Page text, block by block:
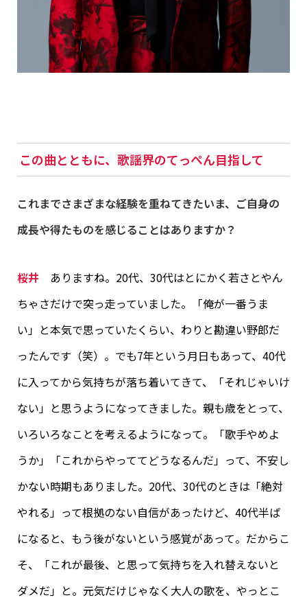
この曲とともに、歌謡界のてっぺん目指して
これまでさまざまな経験を重ねてきたいま、ご自身の
成長や得たものを感じることはありますか？
桜井ありますね。20代、30代はとにかく若さとやん
ちゃさだけで突っ走っていました。「俺が一番うま
い」と本気で思っていたくらい、わりと勘違い野郎だ
ったんです（笑）。でも7年という月日もあって、40代
に入ってから気持ちが落ち着いてきて、「それじゃいけ
ない」と思うようになってきました。親も歳をとって、
いろいろなことを考えるようになって。「歌手やめよ
うか」「これからやっててどうなるんだ」って、不安し
かない時期もありました。20代、30代のときは「絶対
やれる」って根拠のない自信があったけど、40代半ば
になると、もう後がないという感覚があって。だからこ
そ、「これが最後、と思って気持ちを入れ替えないと
ダメだ」と。元気だけじゃなく大人の歌を、やっとこ